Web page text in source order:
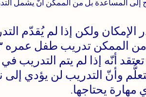
ولكن إذا لم يُقدّم
عمره ٣٠ سنة، لا تعتقد أنّه إذا لم يتم التدريب
وأنّ التدريب لن يؤدي إلى
يحتاجها.